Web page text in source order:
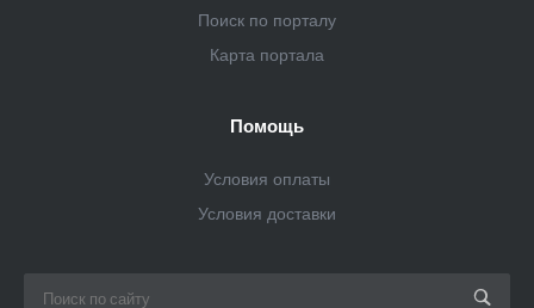
Поиск по порталу
Карта портала
Помощь
Условия оплаты
Условия доставки